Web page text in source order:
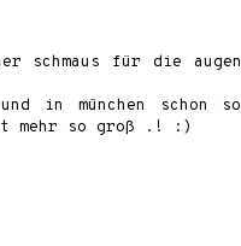
schmaus für die augen
in münchen schon so
mehr so groß .! :)